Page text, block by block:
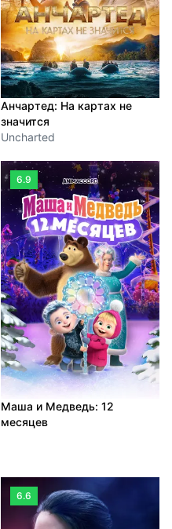
Анчартед: На картах не
значится
Uncharted
6.9
Маша и Медведь: 12
месяцев
6.6